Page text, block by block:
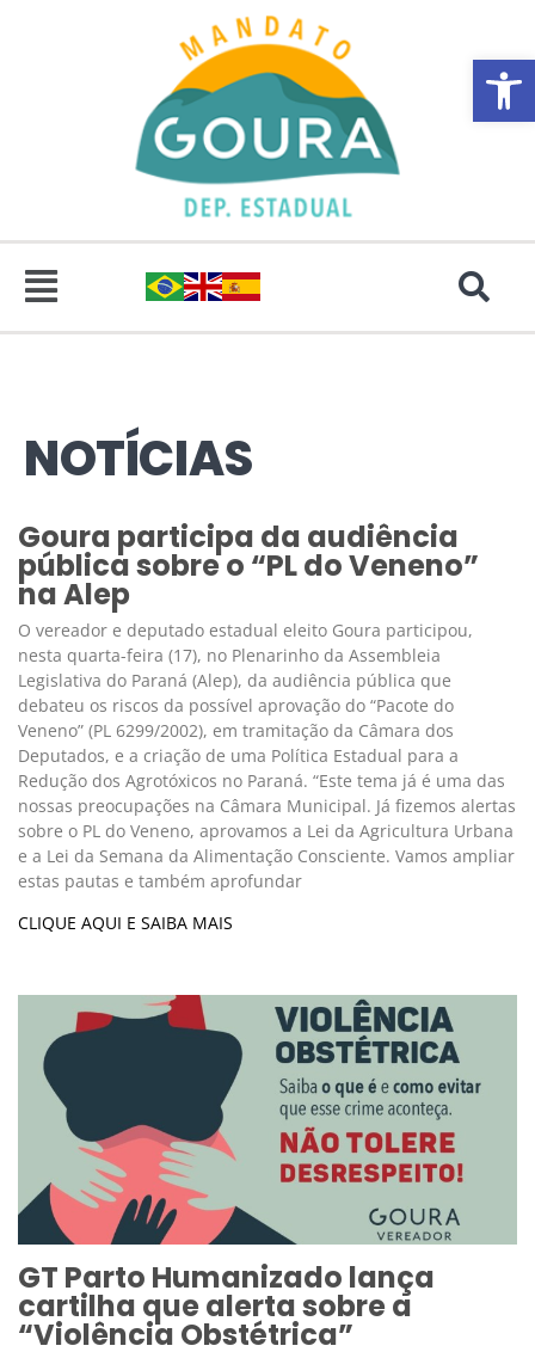
Abrir
NOTÍCIAS
Goura participa da audiência
pública sobre o “PL do Veneno”
na Alep
O vereador e deputado estadual eleito Goura participou,
nesta quarta-feira (17), no Plenarinho da Assembleia
Legislativa do Paraná (Alep), da audiência pública que
debateu os riscos da possível aprovação do “Pacote do
Veneno” (PL 6299/2002), em tramitação da Câmara dos
Deputados, e a criação de uma Política Estadual para a
Redução dos Agrotóxicos no Paraná. “Este tema já é uma das
nossas preocupações na Câmara Municipal. Já fizemos alertas
sobre o PL do Veneno, aprovamos a Lei da Agricultura Urbana
e a Lei da Semana da Alimentação Consciente. Vamos ampliar
estas pautas e também aprofundar
CLIQUE AQUI E SAIBA MAIS
GT Parto Humanizado lança
cartilha que alerta sobre a
“Violência Obstétrica”